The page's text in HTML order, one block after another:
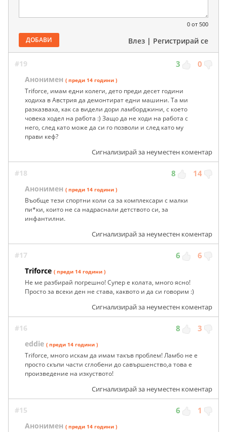
0 от 500
ДОБАВИ Влез | Регистрирай се
#19 3 0
Анонимен ( преди 14 години )
Triforce, имам едни колеги, дето преди десет години
ходиха в Австрия да демонтират едни машини. Та ми
разказваха, как са видели дори ламборджини, с което
човека ходел на работа :) Защо да не ходи на работа с
него, след като може да си го позволи и след като му
прави кеф?
Сигнализирай за неуместен коментар
#18 8 14
Анонимен ( преди 14 години )
Въобще тези спортни коли са за комплексари с малки
пи*ки, които не са надраснали детството си, за
инфантилни.
Сигнализирай за неуместен коментар
#17 6 6
Triforce ( преди 14 години )
Не ме разбирай погрешно! Супер е колата, много ясно!
Просто за всеки ден не става, каквото и да си говорим :)
Сигнализирай за неуместен коментар
#16 8 3
eddie ( преди 14 години )
Triforce, много искам да имам такъв проблем! Ламбо не е
просто скъпи части сглобени до савършенство,а това е
произведение на изкуството!
Сигнализирай за неуместен коментар
#15 6 1
Анонимен ( преди 14 години )